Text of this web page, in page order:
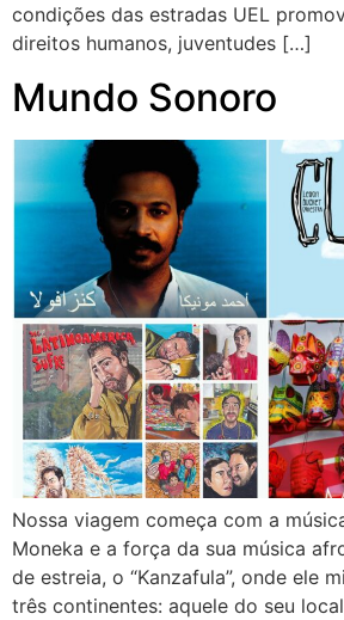
condições das estradas UEL
direitos humanos, juventudes […]
Mundo Sonoro
Nossa viagem começa com a
Moneka e a força da sua música
de estreia, o “Kanzafula”, onde ele
três continentes: aquele do seu